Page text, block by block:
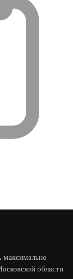
максимально
области